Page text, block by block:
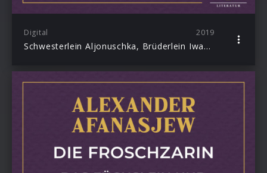
Digital 2019
Schwesterlein Aljonuschka, Brüderlein Iwanoschka / Kater und Fuchs / Der Töpfer / Der Königssohn und sein Diener / Der Schatz / Der Krapfen